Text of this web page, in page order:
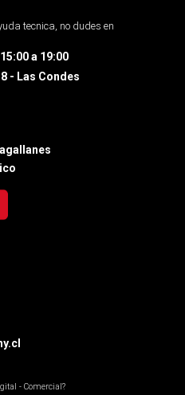
tecnica, no dudes en
a 19:00
- Las Condes
- Comercial?